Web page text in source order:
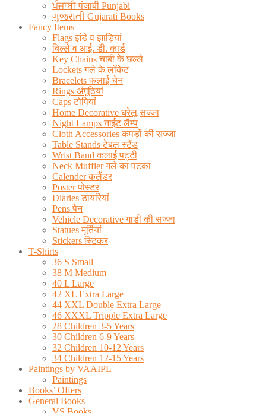
ਪੰਜਾਬੀ पंजाबी Punjabi
ગુજરાતી Gujarati Books
Fancy Items
Flags झंडे व झाड़ियां
बिल्ले व आई. डी. कार्ड
Key Chains चाबी के छल्ले
Lockets गले के लॉकेट
Bracelets कलाई चेन
Rings अंगूठियां
Caps टोपियां
Home Decorative घरेलू सज्जा
Night Lamps नाईट लैम्प
Cloth Accessories कपड़ों की सज्जा
Table Stands टेबल स्टैंड
Wrist Band कलाई पट्टी
Neck Muffler गले का पटका
Calender कलैंडर
Poster पोस्टर
Diaries डायरियां
Pens पैन
Vehicle Decorative गाडी की सज्जा
Statues मूर्तियां
Stickers स्टिकर
T-Shirts
36 S Small
38 M Medium
40 L Large
42 XL Extra Large
44 XXL Double Extra Large
46 XXXL Tripple Extra Large
28 Children 3-5 Years
30 Children 6-9 Years
32 Children 10-12 Years
34 Children 12-15 Years
Paintings by VAAIPL
Paintings
Books’ Offers
General Books